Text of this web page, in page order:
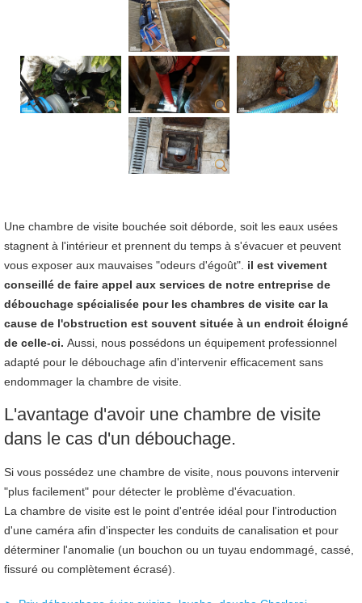
Une chambre de visite bouchée soit déborde, soit les eaux usées
stagnent à l'intérieur et prennent du temps à s'évacuer et peuvent
vous exposer aux mauvaises "odeurs d'égoût". il est vivement
conseillé de faire appel aux services de notre entreprise de
débouchage spécialisée pour les chambres de visite car la
cause de l'obstruction est souvent située à un endroit éloigné
de celle-ci. Aussi, nous possédons un équipement professionnel
adapté pour le débouchage afin d'intervenir efficacement sans
endommager la chambre de visite.
L'avantage d'avoir une chambre de visite
dans le cas d'un débouchage.
Si vous possédez une chambre de visite, nous pouvons intervenir
"plus facilement" pour détecter le problème d'évacuation.
La chambre de visite est le point d'entrée idéal pour l'introduction
d'une caméra afin d'inspecter les conduits de canalisation et pour
déterminer l'anomalie (un bouchon ou un tuyau endommagé, cassé,
fissuré ou complètement écrasé).